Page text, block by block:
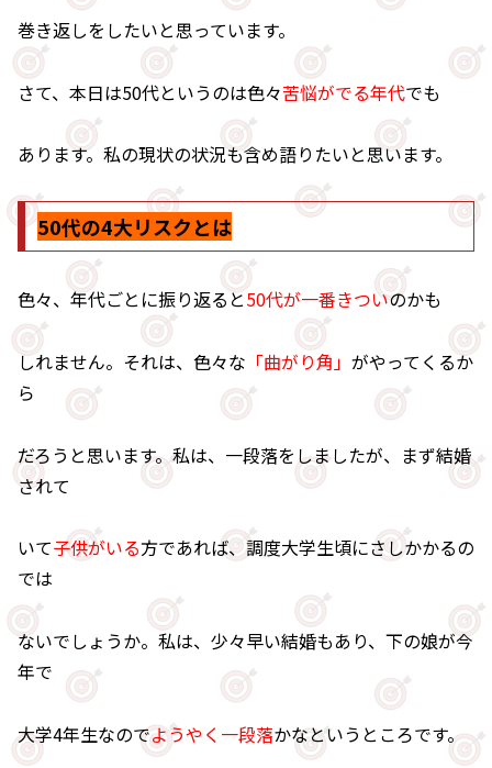
巻き返しをしたいと思っています。
さて、本日は50代というのは色々苦悩がでる年代でも
あります。私の現状の状況も含め語りたいと思います。
50代の4大リスクとは
色々、年代ごとに振り返ると50代が一番きついのかも
しれません。それは、色々な 「曲がり角」 がやってくるか
ら
だろうと思います。私は、一段落をしましたが、まず結婚
されて
いて子供がいる方であれば、調度大学生頃にさしかかるの
では
ないでしょうか。私は、少々早い結婚もあり、下の娘が今
年で
大学4年生なのでようやく一段落かなというところです。